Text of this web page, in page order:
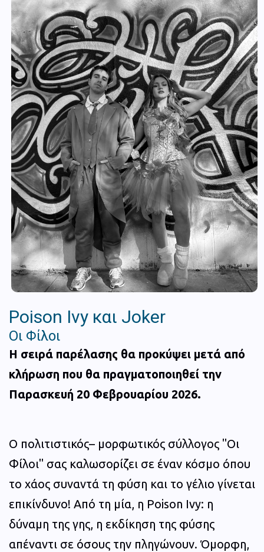
Poison Ivy και Joker​
Οι Φίλοι
Η σειρά παρέλασης θα προκύψει μετά από
κλήρωση που θα πραγματοποιηθεί την
Παρασκευή 20 Φεβρουαρίου 2026.
Ο πολιτιστικός– μορφωτικός σύλλογος "Οι
Φίλοι" σας καλωσορίζει σε έναν κόσμο όπου
το χάος συναντά τη φύση και το γέλιο γίνεται
επικίνδυνο! Από τη μία, η Poison Ivy: η
δύναμη της γης, η εκδίκηση της φύσης
απέναντι σε όσους την πληγώνουν. Όμορφη,